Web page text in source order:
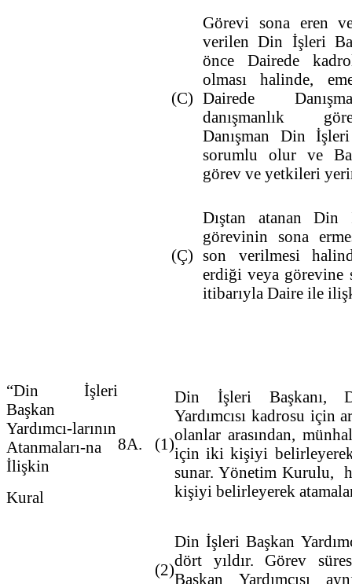
(C)
Görevi sona eren
verilen Din İşleri
önce Dairede
olması halinde,
Dairede
danışmanlık
Danışman Din İşleri
sorumlu olur ve
görev ve yetkileri
(Ç)
Dıştan atanan Din
görevinin sona
son verilmesi
erdiği veya
itibarıyla Daire ile
“Din İşleri
Başkan
Yardımcı-larının
Atanmaları-na
İlişkin
Kural
8A. (1)
Din İşleri Başkanı,
Yardımcısı kadrosu için
olanlar arasından,
için iki kişiyi
sunar. Yönetim Kurulu,
kişiyi belirleyerek
(2)
Din İşleri Başkan
dört yıldır. Görev
Başkan Yardımcısı